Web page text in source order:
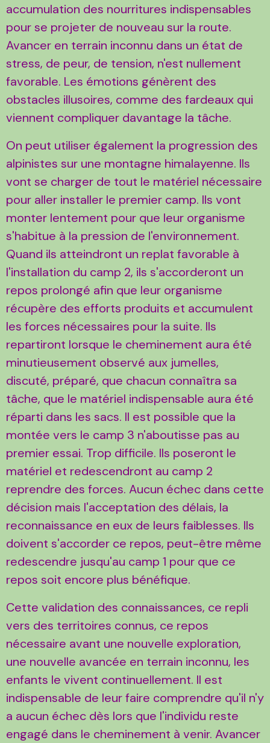
accumulation des nourritures indispensables
pour se projeter de nouveau sur la route.
Avancer en terrain inconnu dans un état de
stress, de peur, de tension, n'est nullement
favorable. Les émotions génèrent des
obstacles illusoires, comme des fardeaux qui
viennent compliquer davantage la tâche.
On peut utiliser également la progression des
alpinistes sur une montagne himalayenne. Ils
vont se charger de tout le matériel nécessaire
pour aller installer le premier camp. Ils vont
monter lentement pour que leur organisme
s'habitue à la pression de l'environnement.
Quand ils atteindront un replat favorable à
l'installation du camp 2, ils s'accorderont un
repos prolongé afin que leur organisme
récupère des efforts produits et accumulent
les forces nécessaires pour la suite. Ils
repartiront lorsque le cheminement aura été
minutieusement observé aux jumelles,
discuté, préparé, que chacun connaîtra sa
tâche, que le matériel indispensable aura été
réparti dans les sacs. Il est possible que la
montée vers le camp 3 n'aboutisse pas au
premier essai. Trop difficile. Ils poseront le
matériel et redescendront au camp 2
reprendre des forces. Aucun échec dans cette
décision mais l'acceptation des délais, la
reconnaissance en eux de leurs faiblesses. Ils
doivent s'accorder ce repos, peut-être même
redescendre jusqu'au camp 1 pour que ce
repos soit encore plus bénéfique.
Cette validation des connaissances, ce repli
vers des territoires connus, ce repos
nécessaire avant une nouvelle exploration,
une nouvelle avancée en terrain inconnu, les
enfants le vivent continuellement. Il est
indispensable de leur faire comprendre qu'il n'y
a aucun échec dès lors que l'individu reste
engagé dans le cheminement à venir. Avancer